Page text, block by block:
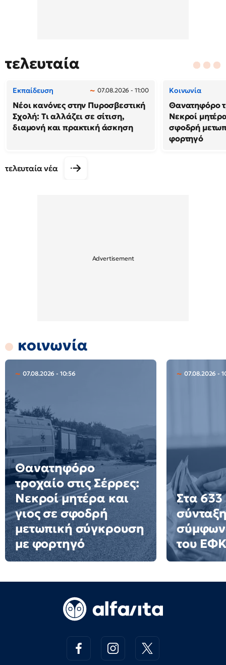
τελευταία
Εκπαίδευση 07.08.2026 - 11:00
Νέοι κανόνες στην Πυροσβεστική
Σχολή: Τι αλλάζει σε σίτιση,
διαμονή και πρακτική άσκηση
Κοινωνία
Θανατηφόρο
Νεκροί
σφοδρή
φορτηγό
τελευταία νέα
κοινωνία
07.08.2026 - 10:56
Θανατηφόρο
τροχαίο στις Σέρρες:
Νεκροί μητέρα και
γιος σε σφοδρή
μετωπική σύγκρουση
με φορτηγό
07.08.2026 -
Στα
του